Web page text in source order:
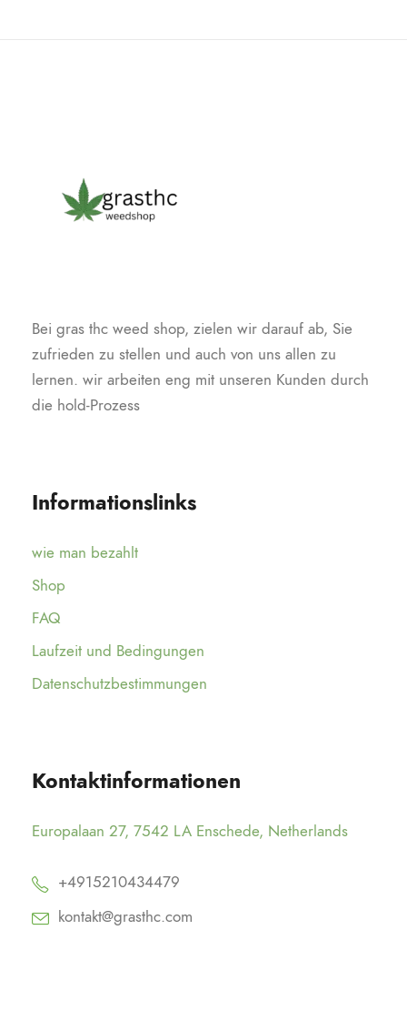
Bei gras thc weed shop, zielen wir darauf ab, Sie
zufrieden zu stellen und auch von uns allen zu
lernen. wir arbeiten eng mit unseren Kunden durch
die hold-Prozess
Informationslinks
wie man bezahlt
Shop
FAQ
Laufzeit und Bedingungen
Datenschutzbestimmungen
Kontaktinformationen
Europalaan 27, 7542 LA Enschede, Netherlands
+4915210434479
kontakt@grasthc.com